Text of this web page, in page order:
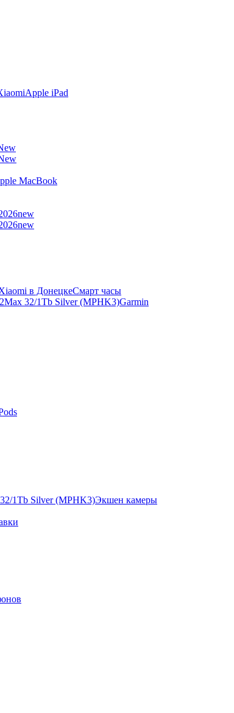
Apple iPad
MacBook
new
new
Смарт часы
Garmin
Экшен камеры